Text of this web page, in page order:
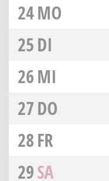
24MO
25DI
26MI
27DO
28FR
29SA